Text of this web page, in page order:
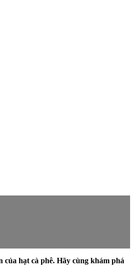
hạt cà phê. Hãy cùng khám phá